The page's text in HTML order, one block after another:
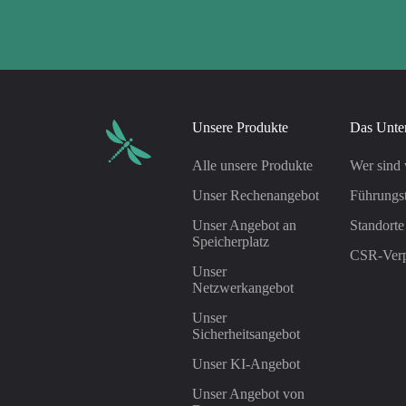
Unsere Produkte
Alle unsere Produkte
Unser Rechenangebot
Unser Angebot an
Speicherplatz
Unser
Netzwerkangebot
Unser
Sicherheitsangebot
Unser KI-Angebot
Unser Angebot von
Das
Wer sind
Standorte
CSR-